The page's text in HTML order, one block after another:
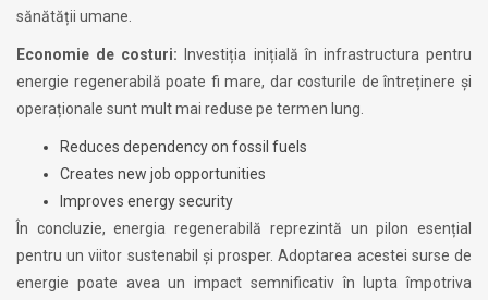
sănătății umane.
Economie de costuri: Investiția inițială în infrastructura pentru
energie regenerabilă poate fi mare, dar costurile de întreținere și
operaționale sunt mult mai reduse pe termen lung.
Reduces dependency on fossil fuels
Creates new job opportunities
Improves energy security
În concluzie, energia regenerabilă reprezintă un pilon esențial
pentru un viitor sustenabil și prosper. Adoptarea acestei surse de
energie poate avea un impact semnificativ în lupta împotriva